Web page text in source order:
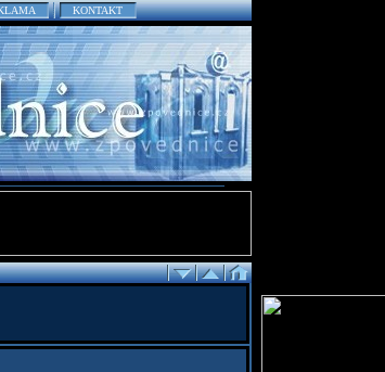
KONTAKT